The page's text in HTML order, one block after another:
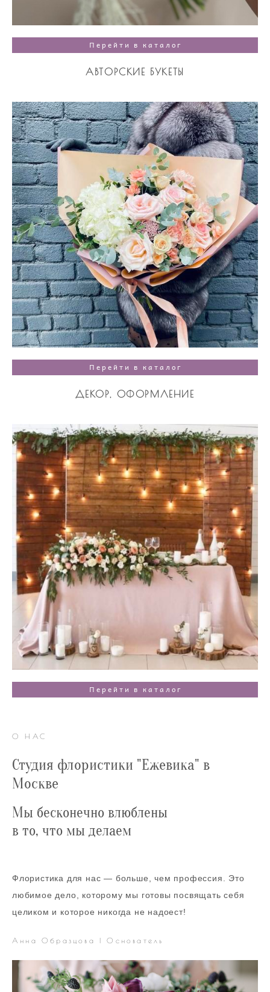
Перейти в каталог
АВТОРСКИЕ БУКЕТЫ
Перейти в каталог
ДЕКОР, ОФОРМЛЕНИЕ
Перейти в каталог
О НАС
Студия флористики "Ежевика" в
Москве
Мы бесконечно влюблены
в то, что мы делаем
Флористика для нас — больше, чем профессия. Это
любимое дело, которому мы готовы посвящать себя
целиком и которое никогда не надоест!
Анна Образцова | Основатель